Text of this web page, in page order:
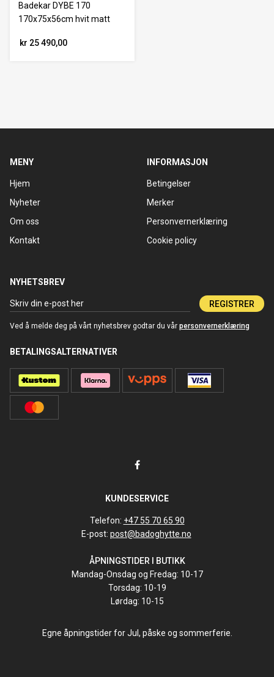
Badekar DYBE 170
170x75x56cm hvit matt
kr 25 490,00
MENY
Hjem
Nyheter
Om oss
Kontakt
INFORMASJON
Betingelser
Merker
Personvernerklæring
Cookie policy
NYHETSBREV
REGISTRER
Ved å melde deg på vårt nyhetsbrev godtar du vår personvernerklæring
BETALINGSALTERNATIVER
KUNDESERVICE
Telefon: +47 55 70 65 90
E-post: post@badoghytte.no
ÅPNINGSTIDER I BUTIKK
Mandag-Onsdag og Fredag: 10-17
Torsdag: 10-19
Lørdag: 10-15
Egne åpningstider for Jul, påske og sommerferie.